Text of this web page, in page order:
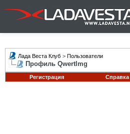
Лада Веста Клуб > Пользователи
Профиль Qwertlmg
Регистрация Справка